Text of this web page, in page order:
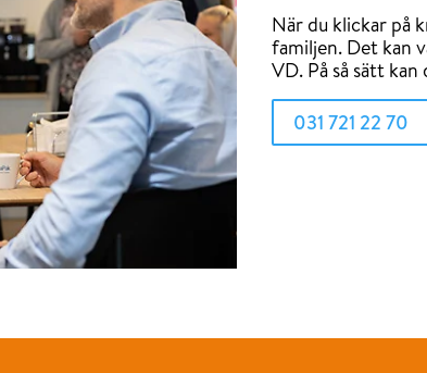
När du klickar på
familjen. Det kan
VD. På så sätt
031 721 22 70